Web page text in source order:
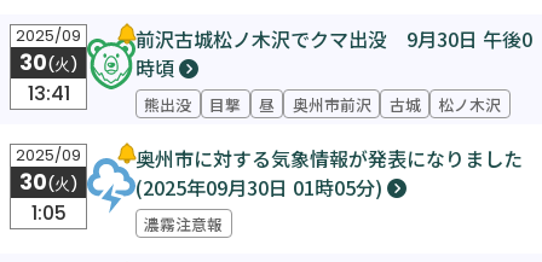
2025/09
30(火)
13:41
前沢古城松ノ木沢でクマ出没 9月30日 午後0
時頃
熊出没 目撃 昼 奥州市前沢 古城 松ノ木沢
2025/09
30(火)
1:05
奥州市に対する気象情報が発表になりました
(2025年09月30日 01時05分)
濃霧注意報